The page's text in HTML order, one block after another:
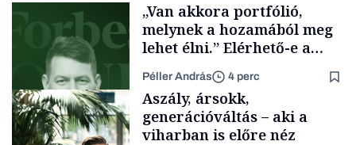
„Van akkora portfólió,
melynek a hozamából meg
lehet élni.” Elérhető-e a
anyagi függetlenség?
Péller András 4 perc
Aszály, ársokk,
generációváltás – aki a
viharban is előre néz